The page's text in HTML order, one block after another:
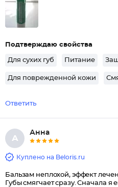
Подтверждаю свойства
Для сухих губ Питание
Для поврежденной кожи
Ответить
А
Анна
Куплено на Beloris.ru
Бальзам неплохой, эффект
Губы смягчает сразу. Сначала я